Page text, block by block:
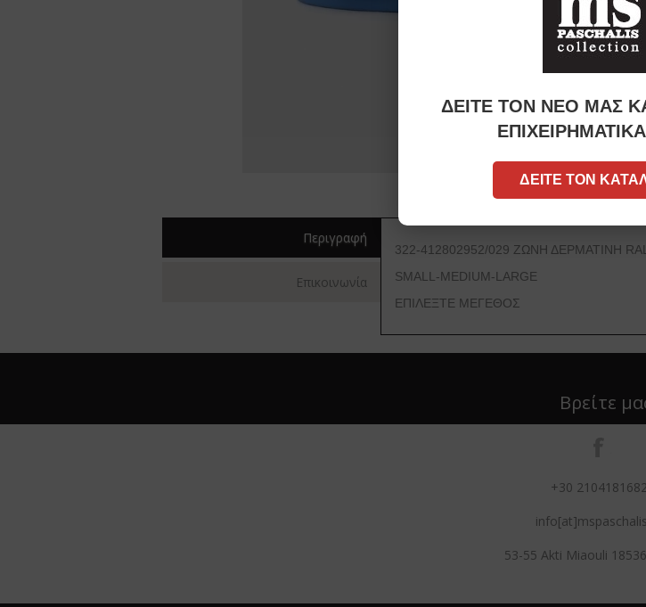
Περιγραφή
Επικοινωνία
322-412802952/029 ΖΩΝΗ ΔΕΡΜΑΤΙΝΗ
SMALL-MEDIUM-LARGE
ΕΠΙΛΕΞΤΕ ΜΕΓΕΘΟΣ
Βρείτε
+30
53-55 Akti Miaouli
ΔΕΙΤΕ ΤΟΝ ΝΕΟ ΜΑΣ
ΔΕΙΤΕ ΤΟΝ